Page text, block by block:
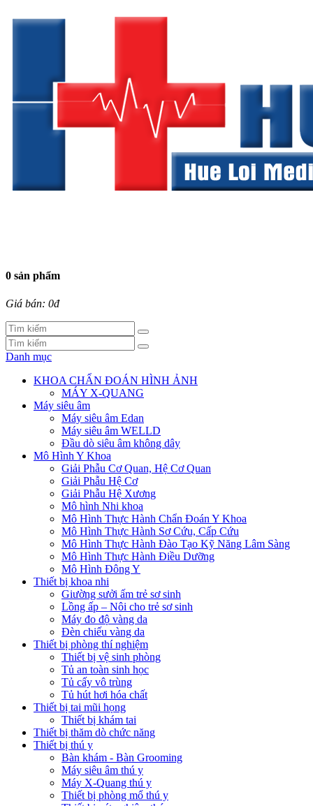
0 sản phẩm
Giá bán: 0đ
Danh mục
KHOA CHẨN ĐOÁN HÌNH ẢNH
MÁY X-QUANG
Máy siêu âm
Máy siêu âm Edan
Máy siêu âm WELLD
Đầu dò siêu âm không dây
Mô Hình Y Khoa
Giải Phẫu Cơ Quan, Hệ Cơ Quan
Giải Phẫu Hệ Cơ
Giải Phẫu Hệ Xương
Mô hình Nhi khoa
Mô Hình Thực Hành Chẩn Đoán Y Khoa
Mô Hình Thực Hành Sơ Cứu, Cấp Cứu
Mô Hình Thực Hành Đào Tạo Kỹ Năng Lâm Sàng
Mô Hình Thực Hành Điều Dưỡng
Mô Hình Đông Y
Thiết bị khoa nhi
Giường sưởi ấm trẻ sơ sinh
Lồng ấp – Nôi cho trẻ sơ sinh
Máy đo độ vàng da
Đèn chiếu vàng da
Thiết bị phòng thí nghiệm
Thiết bị vệ sinh phòng
Tủ an toàn sinh học
Tủ cấy vô trùng
Tủ hút hơi hóa chất
Thiết bị tai mũi họng
Thiết bị khám tai
Thiết bị thăm dò chức năng
Thiết bị thú y
Bàn khám - Bàn Grooming
Máy siêu âm thú y
Máy X-Quang thú y
Thiết bị phòng mổ thú y